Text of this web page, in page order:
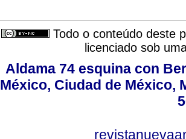
Todo o conteúdo deste
licenciado sob
Aldama 74 esquina con
México, Ciudad de México,